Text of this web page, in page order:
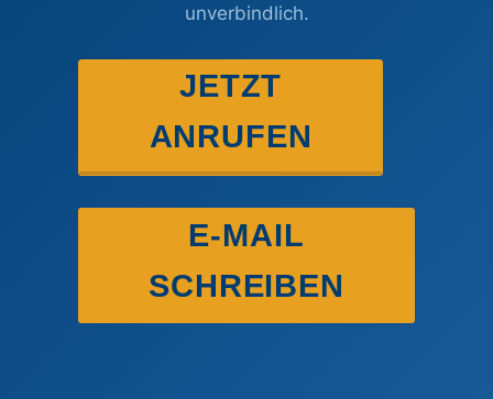
unverbindlich.
JETZT
ANRUFEN
E-MAIL
SCHREIBEN